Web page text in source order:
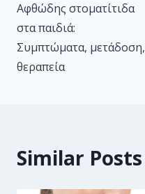
Aφθώδης στοματίτιδα
στα παιδιά:
Συμπτώματα, μετάδοση,
θεραπεία
Similar Posts